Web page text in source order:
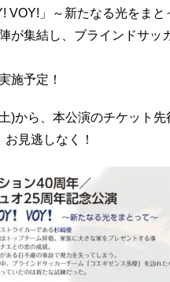
VOY!」～新たなる光をまと
が集結し、ブラインドサッ
施予定！
)から、本公演のチケット先
見逃しなく！